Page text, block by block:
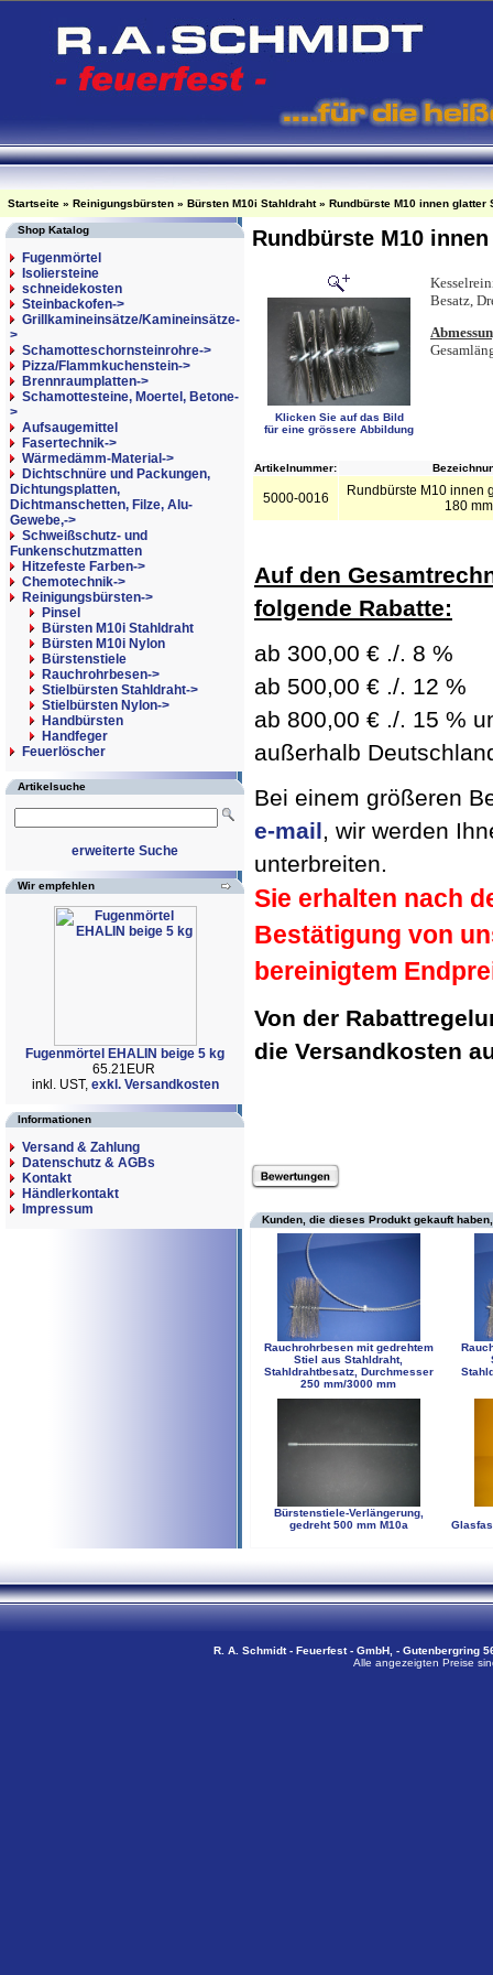
Startseite » Reinigungsbürsten » Bürsten M10i Stahldraht» Rundbürste M10 innen glatter
Shop Katalog
Fugenmörtel
Isoliersteine
schneidekosten
Steinbackofen->
Grillkamineinsätze/Kamineinsätze-
>
Schamotteschornsteinrohre->
Pizza/Flammkuchenstein->
Brennraumplatten->
Schamottesteine, Moertel, Betone-
>
Aufsaugemittel
Fasertechnik->
Wärmedämm-Material->
Dichtschnüre und Packungen,
Dichtungsplatten,
Dichtmanschetten, Filze, Alu-
Gewebe,->
Schweißschutz- und
Funkenschutzmatten
Hitzefeste Farben->
Chemotechnik->
Reinigungsbürsten->
Pinsel
Bürsten M10i Stahldraht
Bürsten M10i Nylon
Bürstenstiele
Rauchrohrbesen->
Stielbürsten Stahldraht->
Stielbürsten Nylon->
Handbürsten
Handfeger
Feuerlöscher
Artikelsuche
erweiterte Suche
Wir empfehlen
Fugenmörtel EHALIN beige 5 kg
65.21EUR
inkl. UST, exkl. Versandkosten
Informationen
Versand & Zahlung
Datenschutz & AGBs
Kontakt
Händlerkontakt
Impressum
Rundbürste M10
Klicken Sie auf das Bild
für eine grössere Abbildung
Besatz,
Artikelnummer:
5000-0016
Rundbürste M10 innen
180 mm
Auf den
folgende Rabatte:
ab 300,00 € ./. 8 %
ab 500,00 € ./. 12 %
ab 800,00 € ./. 15 %
außerhalb
Bei einem größeren
e-mail, wir werden
unterbreiten.
Sie erhalten nach
Bestätigung von
bereinigtem
Von der
die Versandkosten
Kunden, die dieses Produkt gekauft
Rauchrohrbesen mit gedrehtem
Stiel aus Stahldraht,
Stahldrahtbesatz, Durchmesser
250 mm/3000 mm
Bürstenstiele-Verlängerung,
gedreht 500 mm M10a
R. A. Schmidt - Feuerfest - GmbH, - Gutenbergring
Alle angezeigten Preise